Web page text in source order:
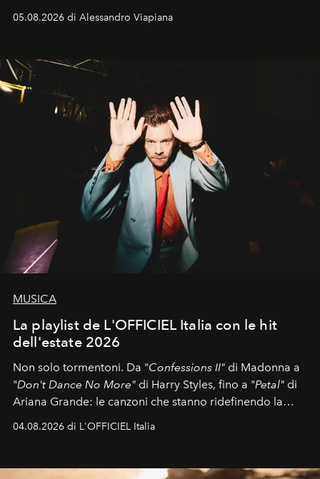
05.08.2026 di Alessandro Viapiana
MUSICA
La playlist de L'OFFICIEL Italia con le hit
dell'estate 2026
Non solo tormentoni. Da "Confessions II" di Madonna a
"Don't Dance No More" di Harry Styles, fino a "Petal" di
Ariana Grande: le canzoni che stanno ridefinendo la
04.08.2026 di L'OFFICIEL Italia